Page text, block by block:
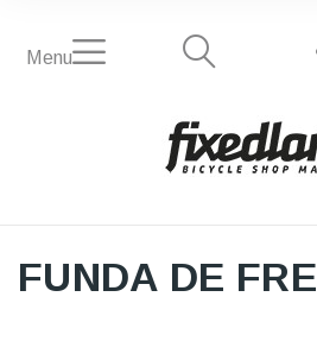
Menu
FUNDA DE